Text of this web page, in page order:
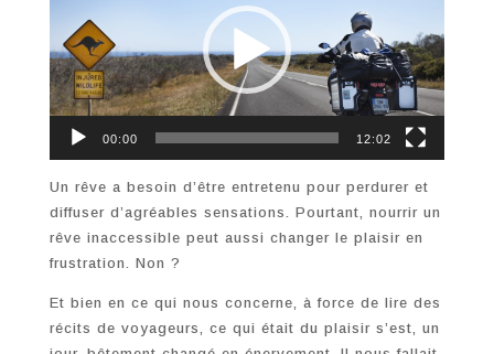
00:00 12:02
Un rêve a besoin d’être entretenu pour perdurer et
diffuser d’agréables sensations. Pourtant, nourrir un
rêve inaccessible peut aussi changer le plaisir en
frustration. Non ?
Et bien en ce qui nous concerne, à force de lire des
récits de voyageurs, ce qui était du plaisir s’est, un